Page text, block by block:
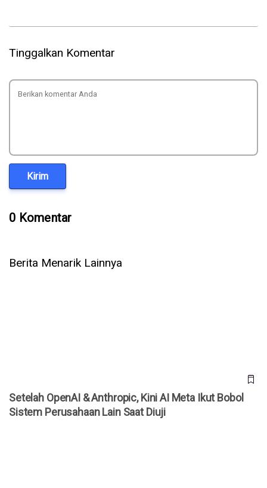
Tinggalkan Komentar
Kirim
0 Komentar
Berita Menarik Lainnya
Setelah OpenAI & Anthropic, Kini AI Meta Ikut Bobol
Sistem Perusahaan Lain Saat Diuji